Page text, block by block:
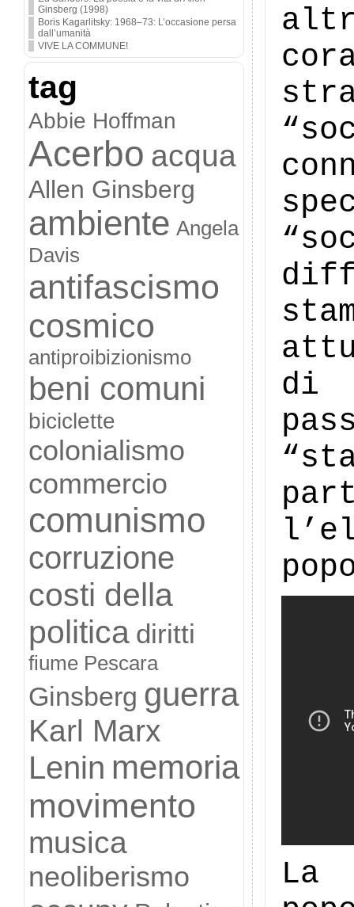
Ginsberg (1998)
Boris Kagarlitsky: 1968–73: L’occasione persa
dall’umanità
VIVE LA COMMUNE!
tag
Abbie Hoffman
Acerbo acqua
Allen Ginsberg
ambiente Angela
Davis
antifascismo
cosmico
antiproibizionismo
beni comuni
biciclette
colonialismo
commercio
comunismo
corruzione
costi della
politica diritti
fiume Pescara
Ginsberg guerra
Karl Marx
Lenin memoria
movimento
musica
neoliberismo
di
La